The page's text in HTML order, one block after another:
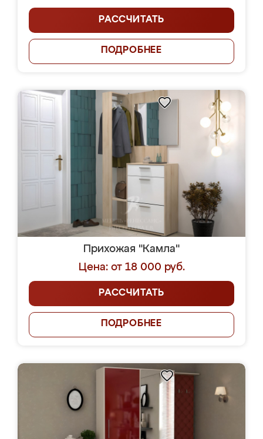
РАССЧИТАТЬ
ПОДРОБНЕЕ
Прихожая "Камла"
Цена: от 18 000 руб.
РАССЧИТАТЬ
ПОДРОБНЕЕ